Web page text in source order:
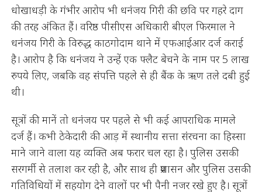
धोखाधड़ी के गंभीर आरोप भी धनंजय गिरी की छवि पर गहरे दाग
की तरह अंकित हैं। वरिष्ठ पीसीएस अधिकारी बीएल फिरमाल ने
धनंजय गिरी के विरुद्ध काठगोदाम थाने में एफआईआर दर्ज कराई
है। आरोप है कि धनंजय ने उन्हें एक फ्लैट बेचने के नाम पर 5 लाख
रुपये लिए, जबकि वह संपत्ति पहले से ही बैंक के ऋण तले दबी हुई
थी।
सूत्रों की मानें तो धनंजय पर पहले से भी कई आपराधिक मामले
दर्ज हैं। कभी ठेकेदारी की आड़ में स्थानीय सत्ता संरचना का हिस्सा
माने जाने वाला यह व्यक्ति अब फरार चल रहा है। पुलिस उसकी
सरगर्मी से तलाश कर रही है, और साथ ही प्रशासन और पुलिस उसकी
गतिविधियों में सहयोग देने वालों पर भी पैनी नजर रखे हुए है। सूत्रों